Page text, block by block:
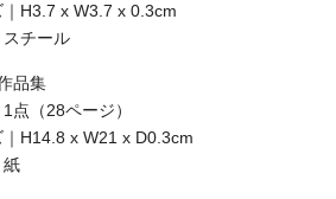
｜H3.7 x W3.7 x 0.3cm
チール
品集
点（28ページ）
｜H14.8 x W21 x D0.3cm
紙